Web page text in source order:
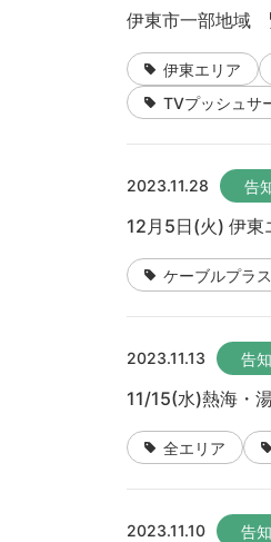
伊東市一部地域
伊東エリア
TVプッシュサ
2023.11.28 告
12月5日(火) 伊東
ケーブルプラ
2023.11.13 告知
11/15(水)熱海・
全エリア
2023.11.10 告知